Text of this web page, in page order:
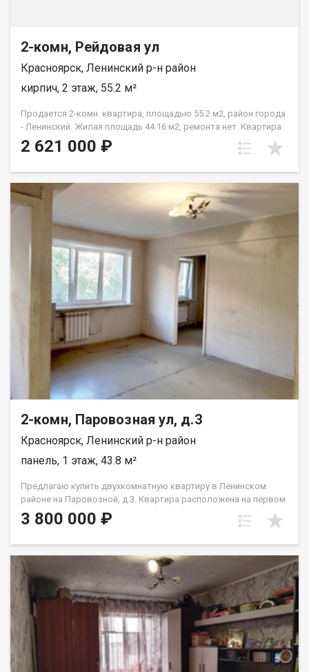
2-комн, Рейдовая ул
Красноярск, Ленинский р-н район
кирпич, 2 этаж, 55.2 м²
Продается 2-комн. квартира, площадью 55.2 м2, район города
- Ленинский. Жилая площадь 44.16 м2, ремонта нет. Квартира
располагается на 2 этаже 3-этажного кирпичного дома 1984
года постройки. Отдел продаж
2 621 000 ₽
2-комн, Паровозная ул, д.3
Красноярск, Ленинский р-н район
панель, 1 этаж, 43.8 м²
Предлагаю купить двухкомнатную квартиру в Ленинском
районе на Паровозной, д.3. Квартира расположена на первом
этаже пятиэтажного панельного дома. Дом находится в тихом,
спокойном и очень зеленом районе, окна выходят во двор,
вместительная кладовка. Развитая инфраструктура, в
шаговой доступности школы, детские сада, Аэрокосмический
колледж, автобусные остановки и все необходимое для
комфортного проживания. Выход на сделку возможен после
первого сентября. Вся сумма в договоре, один взрослый
3 800 000 ₽